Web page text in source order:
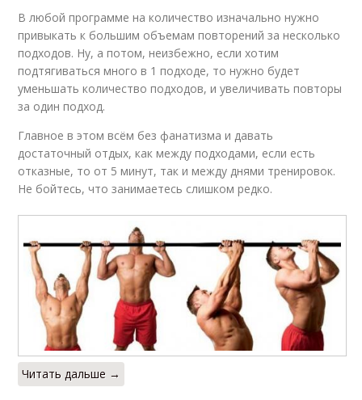
В любой программе на количество изначально нужно
привыкать к большим объемам повторений за несколько
подходов. Ну, а потом, неизбежно, если хотим
подтягиваться много в 1 подходе, то нужно будет
уменьшать количество подходов, и увеличивать повторы
за один подход.
Главное в этом всём без фанатизма и давать
достаточный отдых, как между подходами, если есть
отказные, то от 5 минут, так и между днями тренировок.
Не бойтесь, что занимаетесь слишком редко.
Читать дальше →